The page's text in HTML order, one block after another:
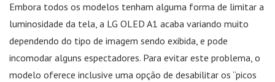
Embora todos os modelos tenham alguma forma de limitar a
luminosidade da tela, a LG OLED A1 acaba variando muito
dependendo do tipo de imagem sendo exibida, e pode
incomodar alguns espectadores. Para evitar este problema, o
modelo oferece inclusive uma opção de desabilitar os “picos